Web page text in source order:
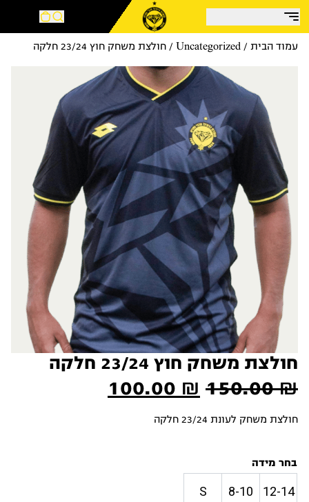
עמוד הבית /
Uncategorized / חולצת משחק חוץ 23/24 חלקה
חולצת משחק חוץ 23/24 חלקה
150.00₪
המחיר
המקורי
150.00 ₪.
100.00₪
חולצת משחק לעונת 23/24 חלקה
בחר מידה
12-14
8-10
S